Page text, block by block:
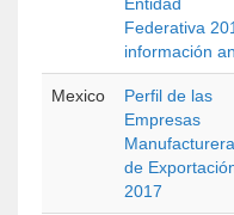
Federativa
información
Mexico
Perfil de las
Empresas
de
2017